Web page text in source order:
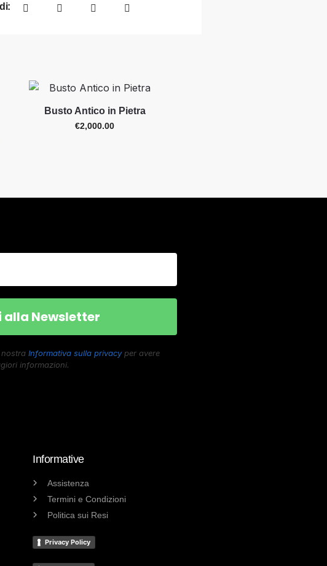
Busto Antico in Pietra
€2,000.00
nostra Informativa sulla privacyper avere
informazioni.
Informative
Assistenza
Termini e Condizioni
Politica sui Resi
Privacy Policy